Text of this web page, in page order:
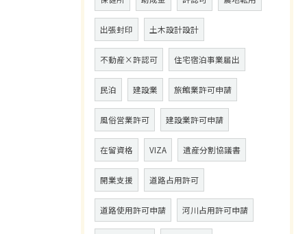
出張封印 土木設計設計
不動産×許認可 住宅宿泊事業届出
民泊 建設業 旅館業許可申請
風俗営業許可 建設業許可申請
在留資格 VIZA 遺産分割協議書
開業支援 道路占用許可
道路使用許可申請 河川占用許可申請